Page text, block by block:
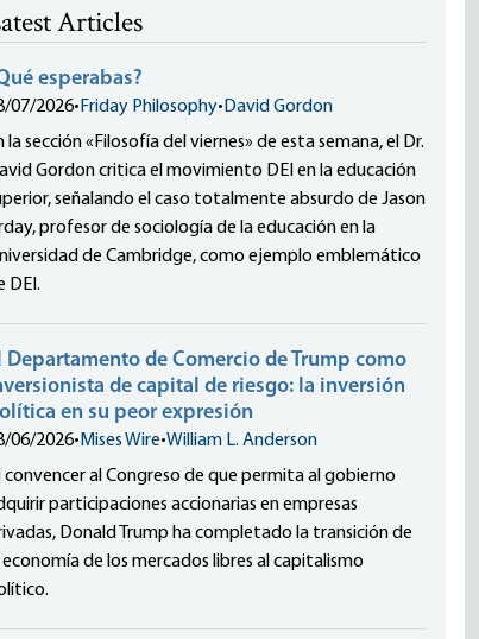
Articles
esperabas?
07/2026• Friday Philosophy• David Gordon
la sección «Filosofía del viernes» de esta semana, el Dr.
Gordon critica el movimiento DEI en la educación
señalando el caso totalmente absurdo de Jason
profesor de sociología de la educación en la
de Cambridge, como ejemplo emblemático
DEI.
Departamento de Comercio de Trump como
de capital de riesgo: la inversión
en su peor expresión
06/2026• Mises Wire•William L. Anderson
convencer al Congreso de que permita al gobierno
participaciones accionarias en empresas
Donald Trump ha completado la transición de
economía de los mercados libres al capitalismo